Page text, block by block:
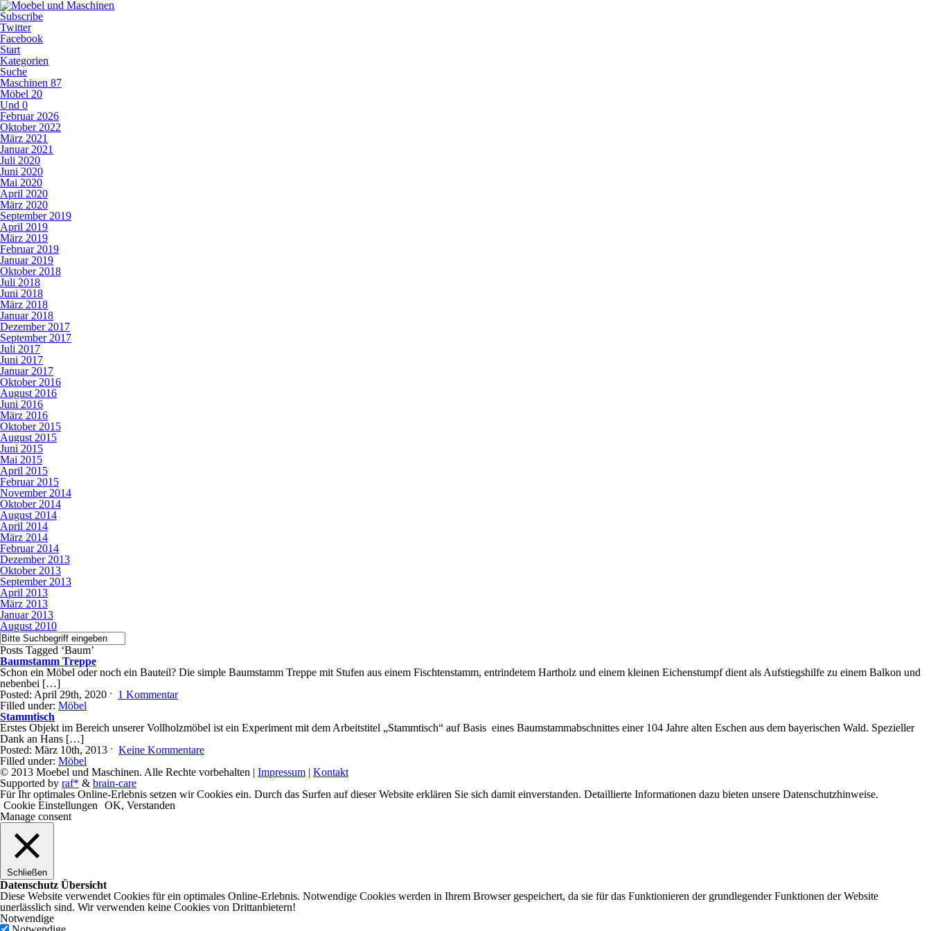
Subscribe
Twitter
Facebook
Start
Kategorien
Suche
Maschinen 87
Möbel 20
Und 0
Februar 2026
Oktober 2022
März 2021
Januar 2021
Juli 2020
Juni 2020
Mai 2020
April 2020
März 2020
September 2019
April 2019
März 2019
Februar 2019
Januar 2019
Oktober 2018
Juli 2018
Juni 2018
März 2018
Januar 2018
Dezember 2017
September 2017
Juli 2017
Juni 2017
Januar 2017
Oktober 2016
August 2016
Juni 2016
März 2016
Oktober 2015
August 2015
Juni 2015
Mai 2015
April 2015
Februar 2015
November 2014
Oktober 2014
August 2014
April 2014
März 2014
Februar 2014
Dezember 2013
Oktober 2013
September 2013
April 2013
März 2013
Januar 2013
August 2010
Posts Tagged ‘Baum’
Baumstamm Treppe
Schon ein Möbel oder noch ein Bauteil? Die simple Baumstamm Treppe mit Stufen aus einem Fischtenstamm, entrindetem Hartholz und einem kleinen Eichenstumpf dient als Aufstiegshilfe zu einem Balkon und
nebenbei […]
Posted: April 29th, 2020 ˑ 1 Kommentar
Filled under: Möbel
Stammtisch
Erstes Objekt im Bereich unserer Vollholzmöbel ist ein Experiment mit dem Arbeitstitel „Stammtisch“ auf Basis eines Baumstammabschnittes einer 104 Jahre alten Eschen aus dem bayerischen Wald. Spezieller
Dank an Hans […]
Posted: März 10th, 2013 ˑ Keine Kommentare
Filled under: Möbel
© 2013 Moebel und Maschinen. Alle Rechte vorbehalten | Impressum | Kontakt
Supported by raf* & brain-care
Für Ihr optimales Online-Erlebnis setzen wir Cookies ein. Durch das Surfen auf dieser Website erklären Sie sich damit einverstanden. Detaillierte Informationen dazu bieten unsere Datenschutzhinweise.
Cookie Einstellungen
OK, Verstanden
Manage consent
Schließen
Datenschutz Übersicht
Diese Website verwendet Cookies für ein optimales Online-Erlebnis. Notwendige Cookies werden in Ihrem Browser gespeichert, da sie für das Funktionieren der grundlegender Funktionen der Website
unerlässlich sind. Wir verwenden keine Cookies von Drittanbietern!
Notwendige